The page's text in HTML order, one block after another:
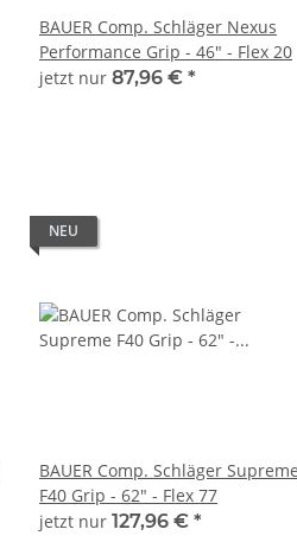
BAUER Comp. Schläger Nexus
Performance Grip - 46" - Flex 20
jetzt nur 87,96 € *
NEU
BAUER Comp. Schläger Supreme
F40 Grip - 62" - Flex 77
jetzt nur 127,96 € *